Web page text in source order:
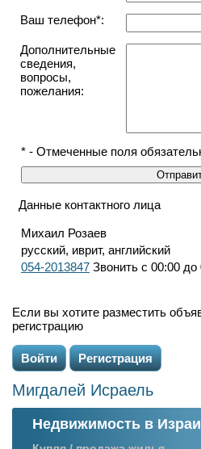
Ваш телефон*:
Дополнительные
сведения,
вопросы,
пожелания:
* - Отмеченные поля
Данные контактного лица
Михаил Розаев
русский, иврит, английский
054-2013847 Звонить с 00:00 до
Если вы хотите разместить
регистрацию
Войти Регистрация
Мигдалей Исраель
Недвижимость в